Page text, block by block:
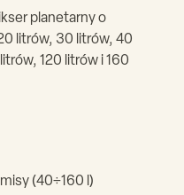
planetarny o
litrów, 30 litrów, 40
120 litrów i 160
(40÷160 l)